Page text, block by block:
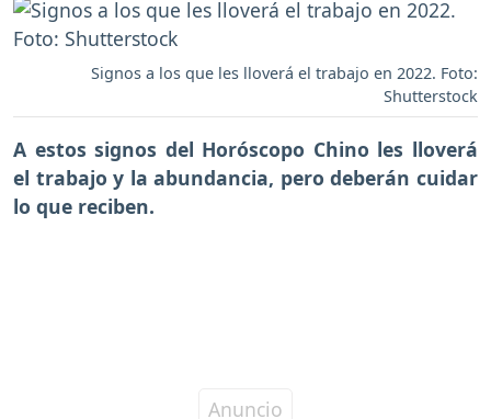
Signos a los que les lloverá el trabajo en 2022. Foto:
Shutterstock
A estos signos del Horóscopo Chino les lloverá
el trabajo y la abundancia, pero deberán cuidar
lo que reciben.